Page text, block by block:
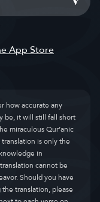
how accurate any
be, it will still fall short
miraculous Qur’anic
is only the
in
cannot be
Should you have
translation, please